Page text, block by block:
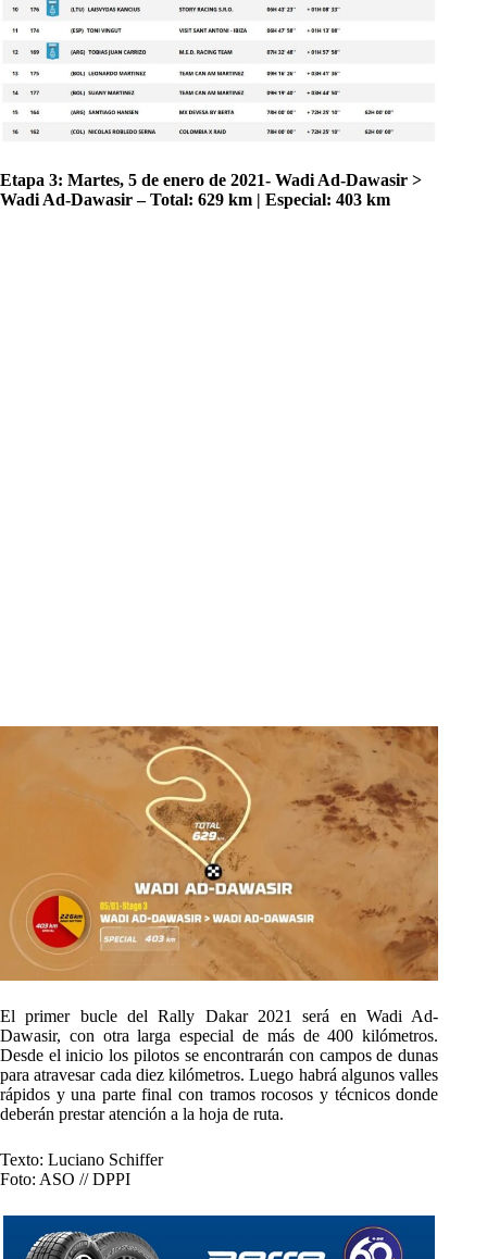
Etapa 3: Martes, 5 de enero de 2021- Wadi Ad-Dawasir >
Wadi Ad-Dawasir – Total: 629 km | Especial: 403 km
El primer bucle del Rally Dakar 2021 será en Wadi Ad-
Dawasir, con otra larga especial de más de 400 kilómetros.
Desde el inicio los pilotos se encontrarán con campos de dunas
para atravesar cada diez kilómetros. Luego habrá algunos valles
rápidos y una parte final con tramos rocosos y técnicos donde
deberán prestar atención a la hoja de ruta.
Texto: Luciano Schiffer
Foto: ASO // DPPI